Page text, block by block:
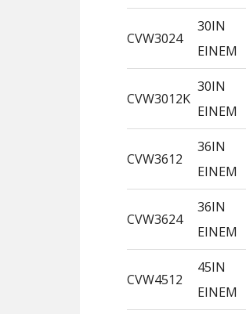
CVW3024
30IN
EINEM
CVW3012K
30IN
EINEM
CVW3612
36IN
EINEM
CVW3624
36IN
EINEM
CVW4512
45IN
EINEM